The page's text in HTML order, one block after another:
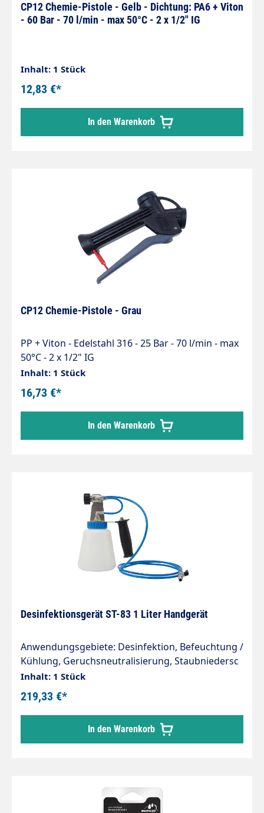
CP12 Chemie-Pistole - Gelb - Dichtung: PA6 + Viton
- 60 Bar - 70 l/min - max 50°C - 2 x 1/2" IG
Inhalt: 1 Stück
12,83 €*
In den Warenkorb
CP12 Chemie-Pistole - Grau
PP + Viton - Edelstahl 316 - 25 Bar - 70 l/min - max
50°C - 2 x 1/2" IG
Inhalt: 1 Stück
16,73 €*
In den Warenkorb
Desinfektionsgerät ST-83 1 Liter Handgerät
Anwendungsgebiete: Desinfektion, Befeuchtung /
Kühlung, Geruchsneutralisierung, Staubniedersc
hlagung
Fahrzeugaufbereitung, Dekontaminierung, Schäd
lingsbekämpfung Vorteile: System stellt eine
sichere und kostengünstige Methode zur
Neutralisierung von Gerüchen und der
Desinfektion da. Gleichmäßiges Sprühbild (Nebel)
Bereich während des Prozesses nicht betreten
werden muß. Druckluftanschluss per Stecknippel
Inhalt: 1 Stück
219,33 €*
In den Warenkorb